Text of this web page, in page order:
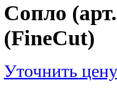
Сопло
(FineCut)
Уточнить